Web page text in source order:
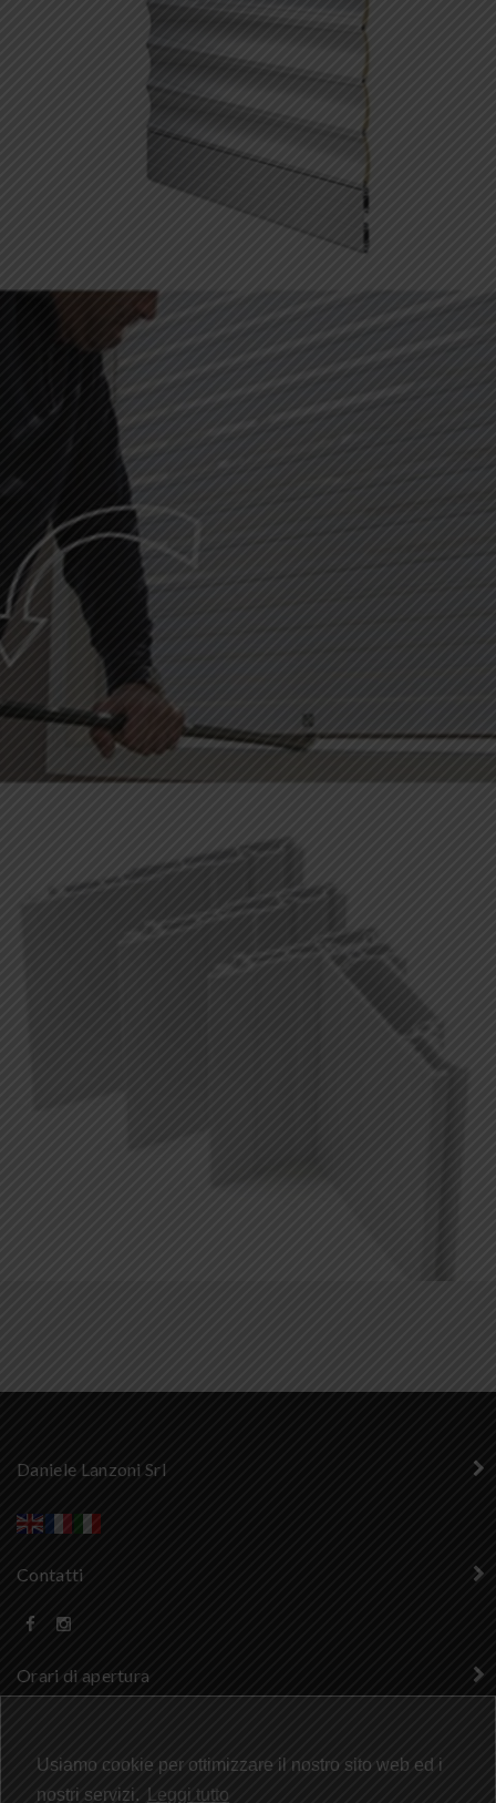
TAPPARELLE AVVOLGIBILI
Daniele Lanzoni Srl
Contatti
Orari di apertura
Usiamo cookie per ottimizzare il nostro sito web ed i
nostri servizi.
Leggi tutto